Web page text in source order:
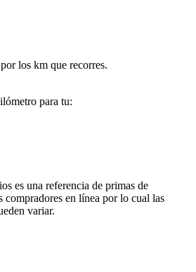
los km que recorres.
para tu:
es una referencia de primas de
compradores en línea por lo cual las
variar.